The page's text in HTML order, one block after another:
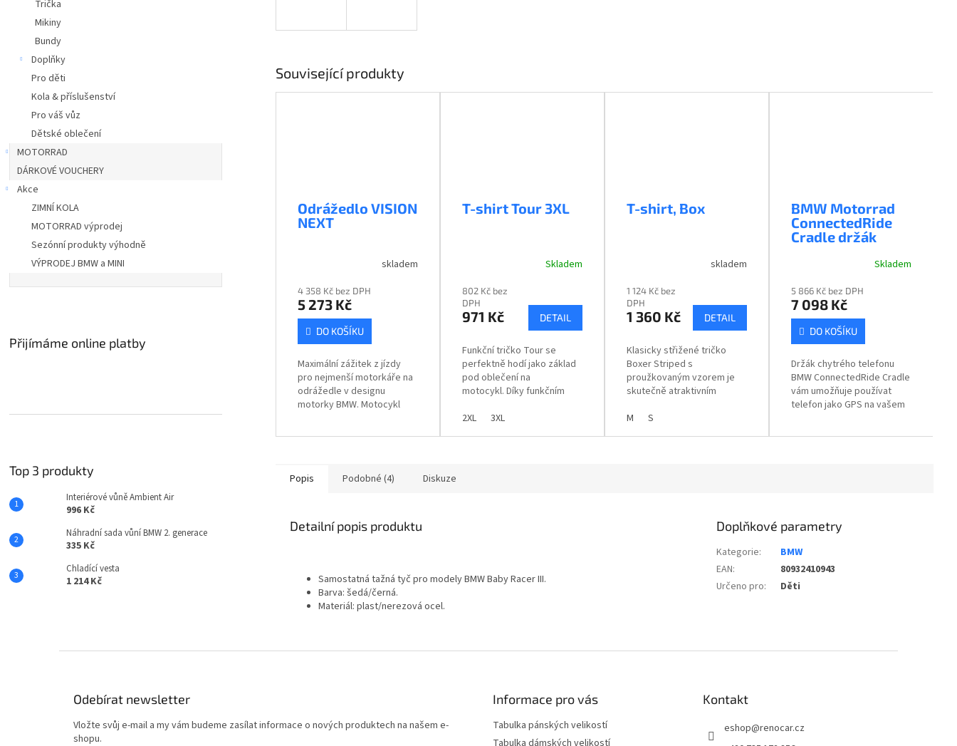
Trička
Mikiny
Bundy
Doplňky
Pro děti
Kola & příslušenství
Pro váš vůz
Dětské oblečení
MOTORRAD
DÁRKOVÉ VOUCHERY
Akce
ZIMNÍ KOLA
MOTORRAD výprodej
Sezónní produkty výhodně
VÝPRODEJ BMW a MINI
Přijímáme online platby
Top 3 produkty
Interiérové vůně Ambient Air
996 Kč
Náhradní sada vůní BMW 2. generace
335 Kč
Chladící vesta
1 214 Kč
Související produkty
Odrážedlo VISION
NEXT
skladem
4 358 Kč bez DPH
5 273 Kč
DO KOŠÍKU
Maximální zážitek z jízdy
pro nejmenší motorkáře na
odrážedle v designu
motorky BMW. Motocykl
T-shirt Tour 3XL
Skladem
802 Kč bez
DPH
971 Kč DETAIL
Funkční tričko Tour se
perfektně hodí jako základ
pod oblečení na
motocykl. Díky funkčním
výbavě pohlcuje pachy a
2XL 3XL
T-shirt, Box
skladem
1 124 Kč bez
DPH
1 360 Kč DETAIL
Klasicky střižené tričko
Boxer Striped s
proužkovaným vzorem je
skutečně atraktivním
100% bavlny, lehce
M S
BMW Motorrad
ConnectedRide
Cradle držák
Skladem
5 866 Kč bez DPH
7 098 Kč
DO KOŠÍKU
Držák chytrého telefonu
BMW ConnectedRide Cradle
vám umožňuje používat
telefon jako GPS na vašem
Popis
Podobné (4) Diskuze
Detailní popis produktu
Samostatná tažná tyč pro modely BMW Baby Racer III.
Barva: šedá/černá.
Materiál: plast/nerezová ocel.
Doplňkové parametry
Kategorie:
BMW
EAN:
80932410943
Určeno pro: Děti
Odebírat newsletter
Vložte svůj e-mail a my vám budeme zasílat informace o nových produktech na našem e-
shopu.
Informace pro vás
Tabulka pánských velikostí
Kontakt
eshop@renocar.cz